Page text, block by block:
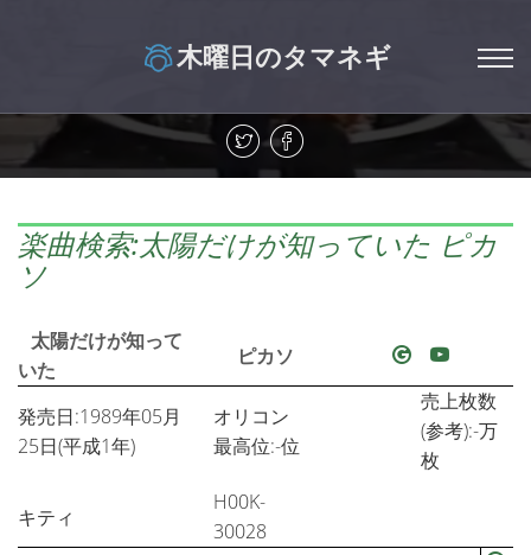
木曜日のタマネギ
楽曲検索:太陽だけが知っていた ピカ
ソ
太陽だけが知って
いた
ピカソ
発売日:1989年05月
25日(平成1年)
オリコン
最高位:-位
売上枚数
(参考):-万
枚
キティ
H00K-
30028